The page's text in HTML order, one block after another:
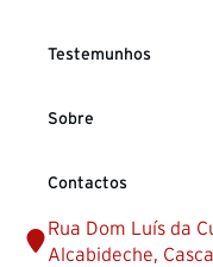
Testemunhos
Sobre
Contactos
Rua Dom Luís da
Alcabideche,